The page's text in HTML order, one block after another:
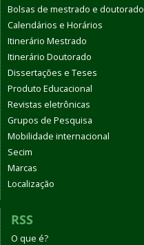
Bolsas de mestrado e doutorado
Calendários e Horários
Itinerário Mestrado
Itinerário Doutorado
Dissertações e Teses
Produto Educacional
Revistas eletrônicas
Grupos de Pesquisa
Mobilidade internacional
Secim
Marcas
Localização
RSS
O que é?